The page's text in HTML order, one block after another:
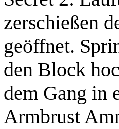
zerschießen
geöffnet.
den Block
dem Gang in
Armbrust